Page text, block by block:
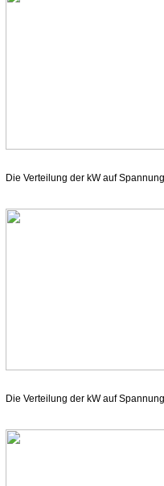
Die Verteilung der kW auf
Die Verteilung der kW auf